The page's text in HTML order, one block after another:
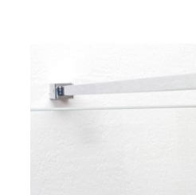
SUIVI DE COMMANDE